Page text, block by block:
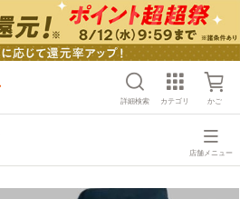
詳細検索 カテゴリ かご
店舗メニュー